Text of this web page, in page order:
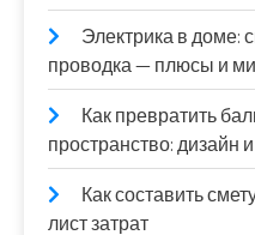
Электрика в доме:
проводка — плюсы и
Как превратить
пространство: дизайн
Как составить
лист затрат